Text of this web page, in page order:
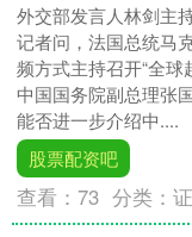
外交部发言人林剑主
记者问，法国总统马
频方式主持召开“全球
中国国务院副总理张
能否进一步介绍中....
股票配资吧
查看：73 分类：